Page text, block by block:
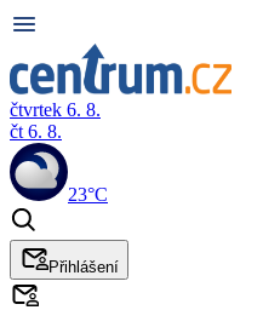
čtvrtek 6. 8.
čt 6. 8.
23°C
Přihlášení